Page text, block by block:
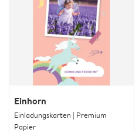
Einhorn
Einladungskarten | Premium
Papier